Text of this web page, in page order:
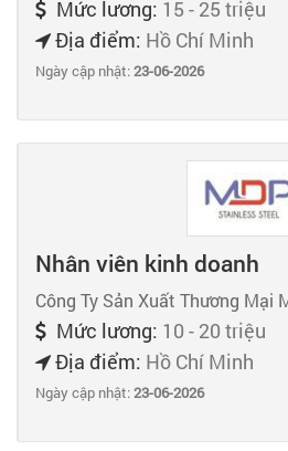
Mức lương: 15 - 25 triệu
Địa điểm: Hồ Chí Minh
Ngày cập nhật:23-06-2026
Nhân viên kinh doanh
Công Ty Sản Xuất Thương Mại
Mức lương: 10 - 20 triệu
Địa điểm: Hồ Chí Minh
Ngày cập nhật:23-06-2026